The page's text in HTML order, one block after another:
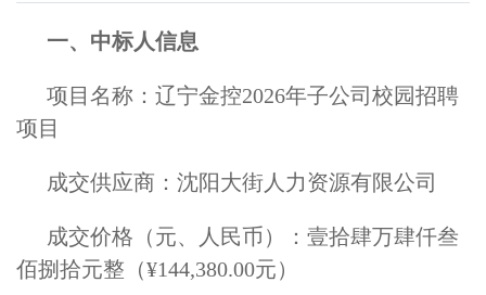
一、中标人信息
项目名称：辽宁金控2026年子公司校园招聘
项目
成交供应商：沈阳大街人力资源有限公司
成交价格（元、人民币）：壹拾肆万肆仟叁
佰捌拾元整（¥144,380.00元）